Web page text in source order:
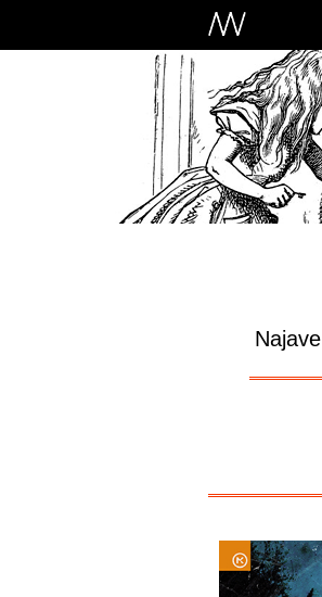
Najave